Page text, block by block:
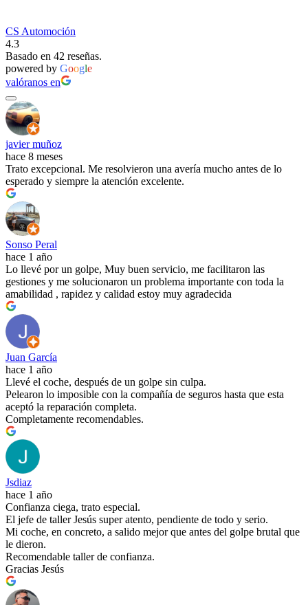
CS Automoción
4.3
Basado en 42 reseñas.
powered by Google
valóranos en
javier muñoz
hace 8 meses
Trato excepcional. Me resolvieron una avería mucho antes de lo
esperado y siempre la atención excelente.
Sonso Peral
hace 1 año
Lo llevé por un golpe, Muy buen servicio, me facilitaron las
gestiones y me solucionaron un problema importante con toda la
amabilidad , rapidez y calidad estoy muy agradecida
Juan García
hace 1 año
Llevé el coche, después de un golpe sin culpa.
Pelearon lo imposible con la compañía de seguros hasta que esta
aceptó la reparación completa.
Completamente recomendables.
Jsdiaz
hace 1 año
Confianza ciega, trato especial.
El jefe de taller Jesús super atento, pendiente de todo y serio.
Mi coche, en concreto, a salido mejor que antes del golpe brutal que
le dieron.
Recomendable taller de confianza.
Gracias Jesús